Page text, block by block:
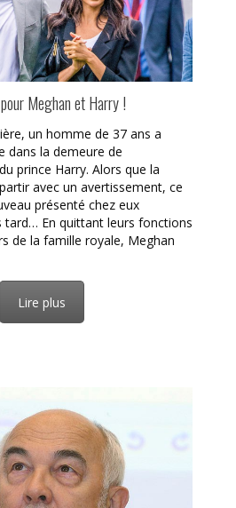
Meghan et Harry !
un homme de 37 ans a
dans la demeure de
prince Harry. Alors que la
avec un avertissement, ce
présenté chez eux
tard… En quittant leurs fonctions
de la famille royale, Meghan
Lire plus